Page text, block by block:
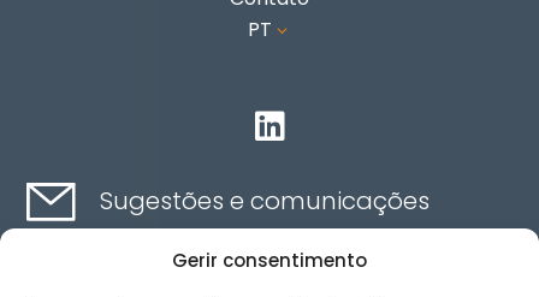
Gerir consentimento
PT 3

Sugestões e comunicações